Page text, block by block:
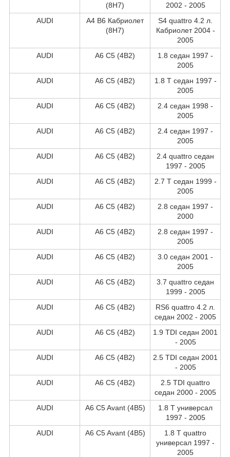
(8H7)
2002 - 2005
AUDI
A4 B6 Кабриолет
(8H7)
S4 quattro 4.2 л.
Кабриолет 2004 -
2005
AUDI
A6 C5 (4B2)
1.8 седан 1997 -
2005
AUDI
A6 C5 (4B2)
1.8 T седан 1997 -
2005
AUDI
A6 C5 (4B2)
2.4 седан 1998 -
2005
AUDI
A6 C5 (4B2)
2.4 седан 1997 -
2005
AUDI
A6 C5 (4B2)
2.4 quattro седан
1997 - 2005
AUDI
A6 C5 (4B2)
2.7 T седан 1999 -
2005
AUDI
A6 C5 (4B2)
2.8 седан 1997 -
2000
AUDI
A6 C5 (4B2)
2.8 седан 1997 -
2005
AUDI
A6 C5 (4B2)
3.0 седан 2001 -
2005
AUDI
A6 C5 (4B2)
3.7 quattro седан
1999 - 2005
AUDI
A6 C5 (4B2)
RS6 quattro 4.2 л.
седан 2002 - 2005
AUDI
A6 C5 (4B2)
1.9 TDI седан 2001
- 2005
AUDI
A6 C5 (4B2)
2.5 TDI седан 2001
- 2005
AUDI
A6 C5 (4B2)
2.5 TDI quattro
седан 2000 - 2005
AUDI
A6 C5 Avant (4B5)
1.8 T универсал
1997 - 2005
AUDI
A6 C5 Avant (4B5)
1.8 T quattro
универсал 1997 -
2005